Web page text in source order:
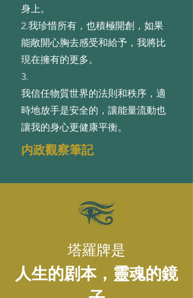
⾝上。
2.我珍惜所有，也積極開創，如果
能敞開⼼胸去感受和給予，我將⽐
現在擁有的更多。
3.
我信任物質世界的法則和秩序，適
時地放⼿是安全的，讓能量流動也
讓我的⾝⼼更健康平衡。
内政觀察筆記
塔羅牌是
人生的剧本，靈魂的鏡